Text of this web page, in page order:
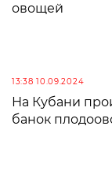
овощей
13:38 10.09.2024
На Кубани
банок